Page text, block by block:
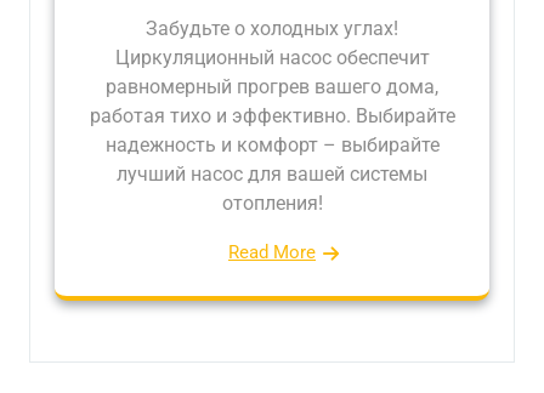
Забудьте о холодных углах!
Циркуляционный насос обеспечит
равномерный прогрев вашего дома,
работая тихо и эффективно. Выбирайте
надежность и комфорт – выбирайте
лучший насос для вашей системы
отопления!
Read More